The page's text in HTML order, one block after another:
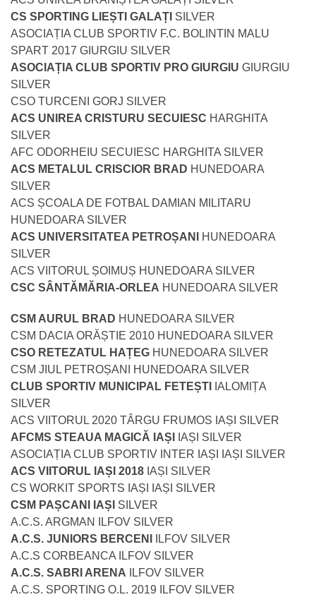
CS SPORTING LIEȘTI GALAȚI SILVER
ASOCIAȚIA CLUB SPORTIV F.C. BOLINTIN MALU
SPART 2017 GIURGIU SILVER
ASOCIAȚIA CLUB SPORTIV PRO GIURGIU GIURGIU
SILVER
CSO TURCENI GORJ SILVER
ACS UNIREA CRISTURU SECUIESC HARGHITA
SILVER
AFC ODORHEIU SECUIESC HARGHITA SILVER
ACS METALUL CRISCIOR BRAD HUNEDOARA
SILVER
ACS ȘCOALA DE FOTBAL DAMIAN MILITARU
HUNEDOARA SILVER
ACS UNIVERSITATEA PETROȘANI
HUNEDOARA
SILVER
ACS VIITORUL ȘOIMUȘ HUNEDOARA SILVER
CSC SÂNTĂMĂRIA-ORLEA HUNEDOARA SILVER
CSM AURUL BRAD HUNEDOARA SILVER
CSM DACIA ORĂȘTIE 2010 HUNEDOARA SILVER
CSO RETEZATUL HAȚEG HUNEDOARA SILVER
CSM JIUL PETROȘANI HUNEDOARA SILVER
CLUB SPORTIV MUNICIPAL FETEȘTI
IALOMIȚA
SILVER
ACS VIITORUL 2020 TÂRGU FRUMOS IAȘI SILVER
AFCMS STEAUA MAGICĂ IAȘI
IAȘI SILVER
ASOCIAȚIA CLUB SPORTIV INTER IAȘI IAȘI SILVER
ACS VIITORUL IAȘI 2018 IAȘI SILVER
CS WORKIT SPORTS IAȘI IAȘI SILVER
CSM PAȘCANI IAȘI SILVER
A.C.S. ARGMAN ILFOV SILVER
A.C.S. JUNIORS BERCENI
ILFOV SILVER
A.C.S CORBEANCA ILFOV SILVER
A.C.S. SABRI ARENA ILFOV SILVER
A.C.S. SPORTING O.L. 2019 ILFOV SILVER